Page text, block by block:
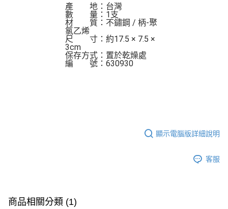
產　　地：台灣
數　　量：1支
材　　質：不鏽鋼 / 柄-聚
氯乙烯
尺　　寸：約17.5 × 7.5 ×
3cm
保存方式：置於乾燥處
編　　號：630930
顯示電腦版詳細說明
客服
商品相關分類 (1)